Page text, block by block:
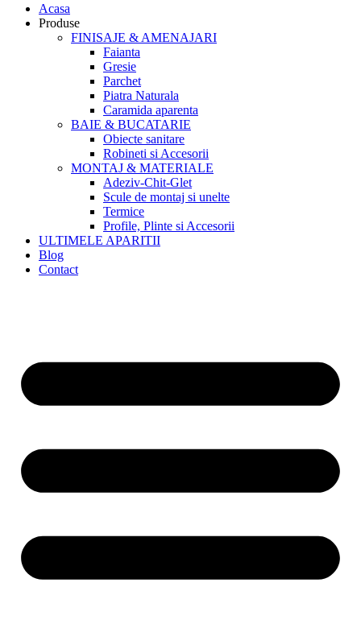
Acasa
Produse
FINISAJE & AMENAJARI
Faianta
Gresie
Parchet
Piatra Naturala
Caramida aparenta
BAIE & BUCATARIE
Obiecte sanitare
Robineti si Accesorii
MONTAJ & MATERIALE
Adeziv-Chit-Glet
Scule de montaj si unelte
Termice
Profile, Plinte si Accesorii
ULTIMELE APARITII
Blog
Contact